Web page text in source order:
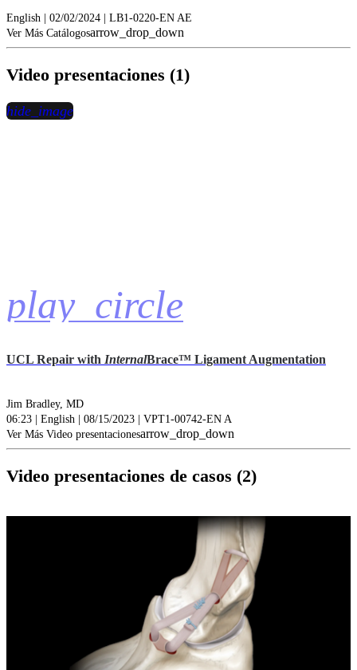
English | 02/02/2024 | LB1-0220-EN AE
Ver Más Catálogosarrow_drop_down
Video presentaciones (1)
play_circle
hide_image
UCL Repair with InternalBrace™ Ligament Augmentation
Jim Bradley, MD
06:23 | English | 08/15/2023 | VPT1-00742-EN A
Ver Más Video presentacionesarrow_drop_down
Video presentaciones de casos (2)